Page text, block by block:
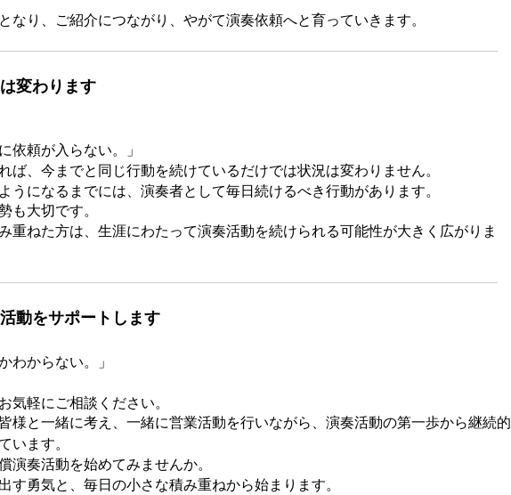
なり、ご紹介につながり、やがて演奏依頼へと育っていきます。
変わります
依頼が入らない。」
ば、今までと同じ行動を続けているだけでは状況は変わりません。
うになるまでには、演奏者として毎日続けるべき行動があります。
も大切です。
重ねた方は、生涯にわたって演奏活動を続けられる可能性が大きく広がりま
動をサポートします
わからない。」
気軽にご相談ください。
様と一緒に考え、一緒に営業活動を行いながら、演奏活動の第一歩から継続的
います。
演奏活動を始めてみませんか。
す勇気と、毎日の小さな積み重ねから始まります。